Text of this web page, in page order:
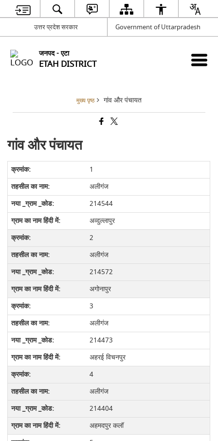
उत्तर प्रदेश सरकार Government of Uttarpradesh
जनपद - एटा
ETAH DISTRICT
मुख्य पृष्ठ गांव और पंचायत
गांव और पंचायत
1
अलीगंज
214544
अव्दुल्लापुर
2
अलीगंज
214572
अगोनापुर
3
अलीगंज
214473
अहरई विचनपुर
4
अलीगंज
214404
अहमदपुर कलॉ